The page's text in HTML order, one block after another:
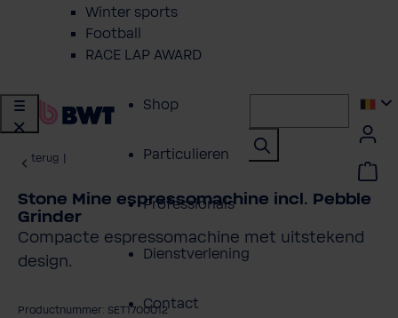
Winter sports
Football
RACE LAP AWARD
Shop
Particulieren
Professionals
Dienstverlening
Contact
terug
Stone Mine espressomachine incl. Pebble
Grinder
Compacte espressomachine met uitstekend
design.
Productnummer: SET1700012